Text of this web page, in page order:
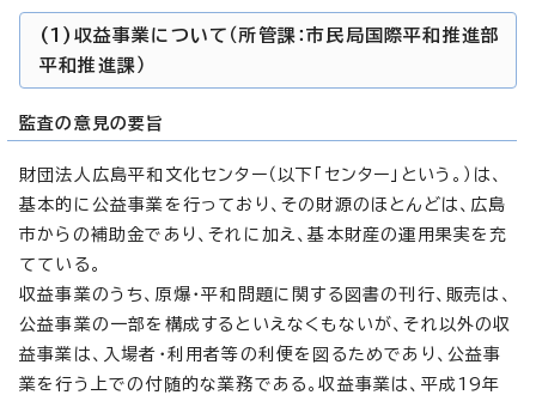
(1)収益事業について（所管課：市民局国際平和推進部
平和推進課）
監査の意見の要旨
財団法人広島平和文化センター（以下「センター」という。）は、
基本的に公益事業を行っており、その財源のほとんどは、広島
市からの補助金であり、それに加え、基本財産の運用果実を充
てている。
収益事業のうち、原爆・平和問題に関する図書の刊行、販売は、
公益事業の一部を構成するといえなくもないが、それ以外の収
益事業は、入場者・利用者等の利便を図るためであり、公益事
業を行う上での付随的な業務である。収益事業は、平成19年